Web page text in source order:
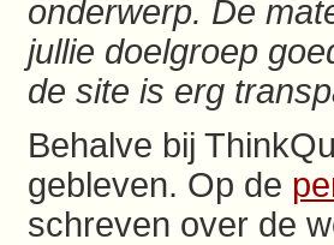
onderwerp. De
jullie doelgroep
de site is erg
Behalve bij
gebleven. Op de
schreven over de